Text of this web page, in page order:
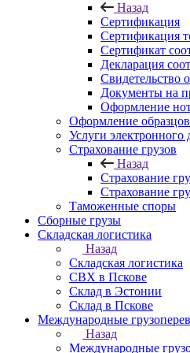
Назад
Сертификация
Сертификация
Сертификат
Декларация
Свидетельство
Документы на
Оформление
Оформление образцов
Услуги электронного
Страхование грузов
Назад
Страхование
Страхование
Таможенные споры
Сборные грузы
Складская логистика
Назад
Складская логистика
СВХ в Пскове
Склад в Эстонии
Склад в Пскове
Международные
Назад
Международные